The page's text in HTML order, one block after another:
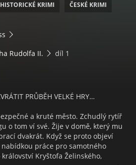
HISTORICKÉ KRIMI ČESKÉ KRIMI
Rudolfa II.
díl 1
PRŮBĚH VELKÉ HRY…
a kruté město. Zchudlý rytíř
o tom ví své. Žije v domě, který mu
dvakrát. Když se proto objeví
práce pro samotného
Kryštofa Želinského,